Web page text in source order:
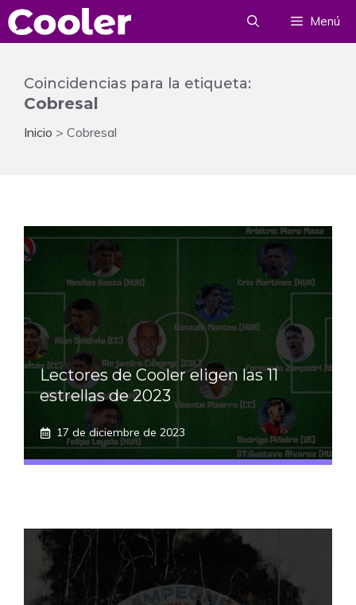
Saltar
al
Menú
Coincidencias para la etiqueta:
Cobresal
Inicio > Cobresal
Lectores de Cooler eligen las 11
estrellas de 2023
17 de diciembre de 2023